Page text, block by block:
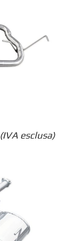
(IVA esclusa)